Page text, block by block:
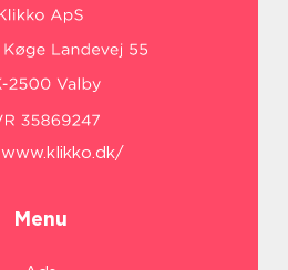
www.klikko.dk/
Menu